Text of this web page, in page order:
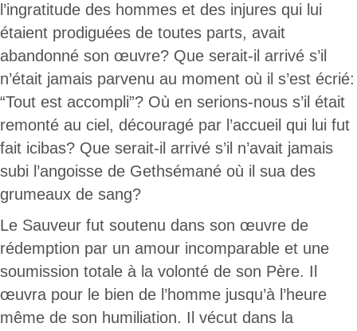
l’ingratitude des hommes et des injures qui lui
étaient prodiguées de toutes parts, avait
abandonné son œuvre? Que serait-il arrivé s’il
n’était jamais parvenu au moment où il s’est écrié:
“Tout est accompli”? Où en serions-nous s’il était
remonté au ciel, découragé par l’accueil qui lui fut
fait icibas? Que serait-il arrivé s’il n’avait jamais
subi l’angoisse de Gethsémané où il sua des
grumeaux de sang?
Le Sauveur fut soutenu dans son œuvre de
rédemption par un amour incomparable et une
soumission totale à la volonté de son Père. Il
œuvra pour le bien de l’homme jusqu’à l’heure
même de son humiliation. Il vécut dans la